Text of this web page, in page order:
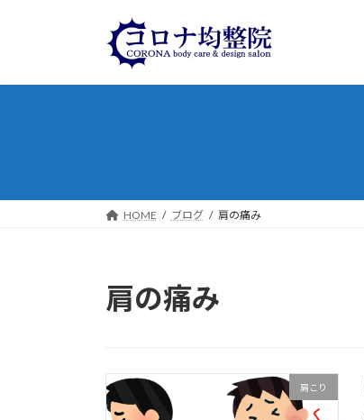
プ
動
HOME ブログ 肩の痛み
肩の痛み
肩こり